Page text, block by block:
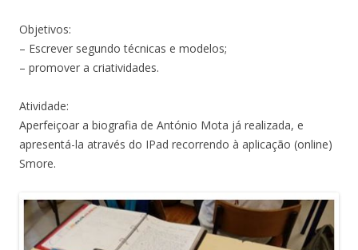
Objetivos:
– Escrever segundo técnicas e modelos;
– promover a criatividades.
Atividade:
Aperfeiçoar a biografia de António Mota já realizada, e
apresentá-la através do IPad recorrendo à aplicação (online)
Smore.